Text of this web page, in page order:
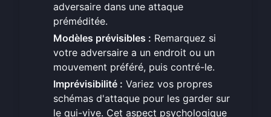
adversaire dans une attaque
préméditée.
Modèles prévisibles : Remarquez si
votre adversaire a un endroit ou un
mouvement préféré, puis contré-le.
Imprévisibilité : Variez vos propres
schémas d'attaque pour les garder sur
le qui-vive. Cet aspect psychologique